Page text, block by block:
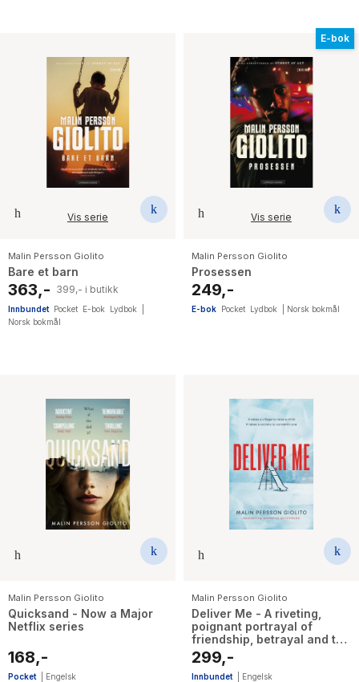
Vis serie
Malin Persson Giolito
Bare et barn
363,- 399,- i butikk
Innbundet Pocket E-bok Lydbok
Norsk bokmål
E-bok
Vis serie
Malin Persson Giolito
Prosessen
249,-
E-bok Pocket Lydbok Norsk bokmål
Malin Persson Giolito
Quicksand - Now a Major
Netflix series
168,-
Pocket Engelsk
Malin Persson Giolito
Deliver Me - A riveting,
poignant portrayal of
friendship, betrayal and the
true cost of justice
299,-
Innbundet Engelsk